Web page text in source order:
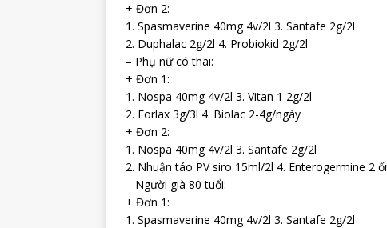
+ Đơn 2:
1. Spasmaverine 40mg 4v/2l 3. Santafe 2g/2l
2. Duphalac 2g/2l 4. Probiokid 2g/2l
– Phụ nữ có thai:
+ Đơn 1:
1. Nospa 40mg 4v/2l 3. Vitan 1 2g/2l
2. Forlax 3g/3l 4. Biolac 2-4g/ngày
+ Đơn 2:
1. Nospa 40mg 4v/2l 3. Santafe 2g/2l
2. Nhuận táo PV siro 15ml/2l 4. Enterogermine 2
– Người già 80 tuổi:
+ Đơn 1:
1. Spasmaverine 40mg 4v/2l 3. Santafe 2g/2l